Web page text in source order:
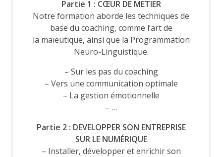
Partie 1 : CŒUR DE METIER
Notre formation aborde les techniques de
base du coaching, comme l’art de
la maïeutique, ainsi que la Programmation
Neuro-Linguistique.
– Sur les pas du coaching
– Vers une communication optimale
– La gestion émotionnelle
– …
Partie 2 : DEVELOPPER SON ENTREPRISE
SUR LE NUMÉRIQUE
– Installer, développer et enrichir son